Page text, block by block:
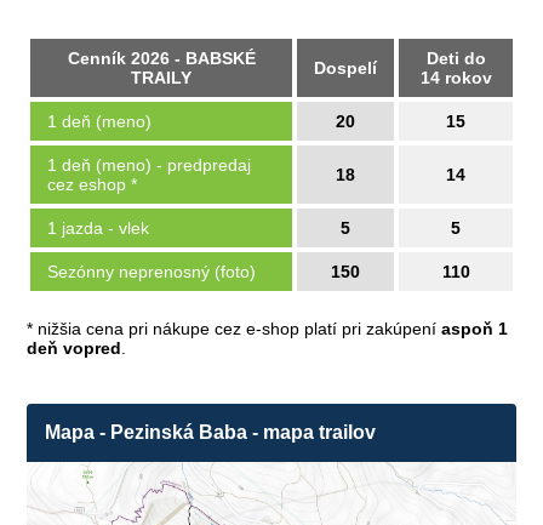
Cenník 2026 - BABSKÉ
TRAILY
Dospelí
Deti do
14 rokov
1 deň (meno) 20 15
1 deň (meno) - predpredaj
cez eshop *
18 14
1 jazda - vlek 5 5
Sezónny neprenosný (foto) 150 110
* nižšia cena pri nákupe cez e-shop platí pri zakúpení aspoň 1
deň vopred
Mapa - Pezinská Baba - mapa trailov